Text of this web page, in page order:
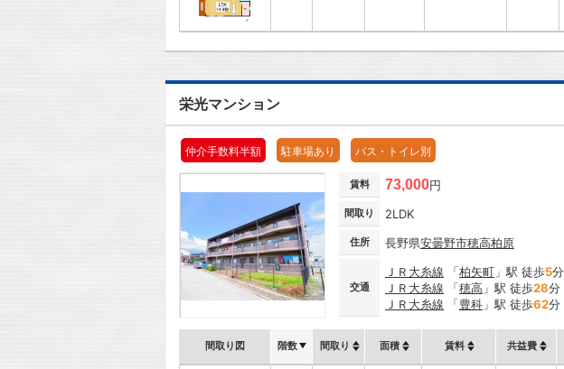
栄光マンション
仲介手数料半額 駐車場あり バス・トイレ別
賃料 73,000円
間取り 2LDK
住所 長野県安曇野市穂高柏原
交通
ＪＲ大糸線 「柏矢町 」駅 徒歩5分
ＪＲ大糸線 「穂高 」駅 徒歩28分
ＪＲ大糸線 「豊科 」駅 徒歩62分
間取り図 階数 間取り 面積 賃料 共益費